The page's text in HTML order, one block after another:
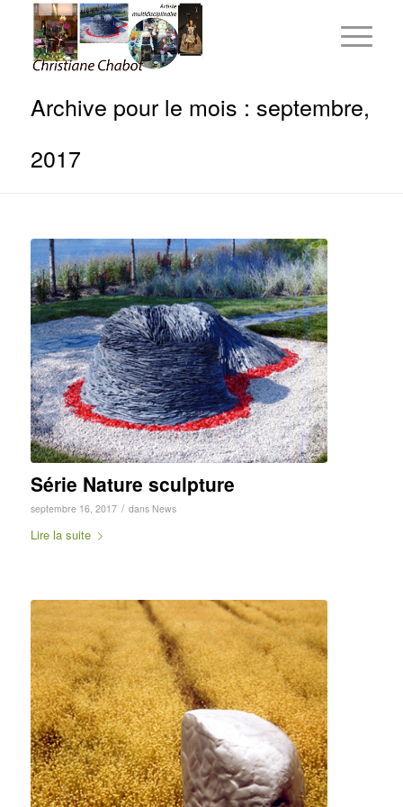
Archive pour le mois : septembre,
2017
Série Nature sculpture
septembre 16, 2017 / dans News
Lire la suite